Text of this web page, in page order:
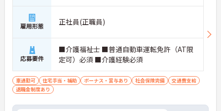
雇用形態 正社員(正職員)
応募要件
■介護福祉士 ■普通自動車運転免許（AT限
定可）必須 ■介護経験必須
車通勤可 住宅手当・補助 ボーナス・賞与あり 社会保険完備
交通費支給
退職金制度あり